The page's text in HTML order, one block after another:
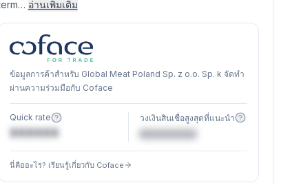
อ่านเพิ่มเติม
ข้อมูลการค้าสำหรับ Global Meat Poland Sp. z o.o. Sp. k จัดทำ
ผ่านความร่วมมือกับ Coface
Quick rate
XXXXXX
วงเงินสินเชื่อสูงสุดที่แนะนำ
นี่คืออะไร? เรียนรู้เกี่ยวกับ Coface